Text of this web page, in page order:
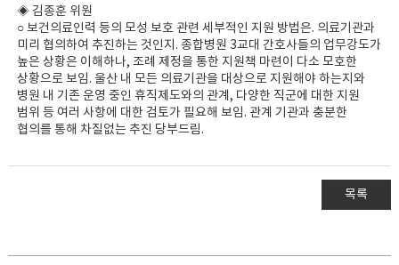
◈ 김종훈 위원
○ 보건의료인력 등의 모성 보호 관련 세부적인 지원 방법은. 의료기관과
미리 협의하여 추진하는 것인지. 종합병원 3교대 간호사들의 업무강도가
높은 상황은 이해하나, 조례 제정을 통한 지원책 마련이 다소 모호한
상황으로 보임. 울산 내 모든 의료기관을 대상으로 지원해야 하는지와
병원 내 기존 운영 중인 휴직제도와의 관계, 다양한 직군에 대한 지원
범위 등 여러 사항에 대한 검토가 필요해 보임. 관계 기관과 충분한
협의를 통해 차질없는 추진 당부드림.
목록